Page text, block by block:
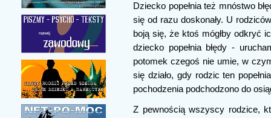
Dziecko popełnia też mnóstwo
się od razu doskonały. U
boją się, że ktoś mógłby odkryć
dziecko popełnia błędy -
potomek czegoś nie umie, w
się działo, gdy rodzic ten
pochodzenia podchodzono do
Z pewnością wszyscy rodzice,